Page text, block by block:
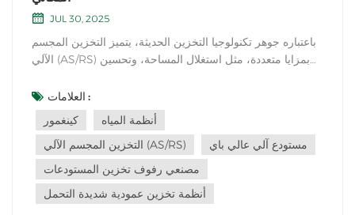
JUL 30, 2025
باعتباره جوهر تكنولوجيا التخزين الحديثة، يتميز التخزين المجسم
الآلي (AS/RS) بمزايا متعددة، مثل استغلال المساحة، وتحسين
مع مختلف سيناريوهات الصناعة. وسنتناول اليوم ستة أبعاد
أساسية هي المساحة، والكفاءة، والتكلفة، والإدارة، والسلامة،
والقدر...
العلامات :
كينغمور
أنظمة المياه
التخزين المجسم الآلي (AS/RS)
مستودع آلي عالي باي
مصنعي رفوف تخزين المستودعات
أنظمة تخزين عمودية شديدة التحمل